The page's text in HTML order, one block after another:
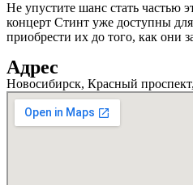
Не упустите шанс стать частью
концерт Стинт уже доступны
приобрести их до того, как они
Адрес
Новосибирск, Красный